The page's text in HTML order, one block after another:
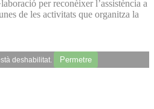
per reconèixer l’assistència a
de les activitats que organitza la
deshabilitat. Permetre